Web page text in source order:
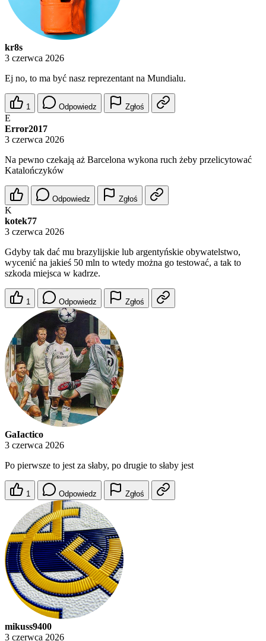
kr8s
3 czerwca 2026
Ej no, to ma być nasz reprezentant na Mundialu.
1 Odpowiedz Zgłoś
E
Error2017
3 czerwca 2026
Na pewno czekają aż Barcelona wykona ruch żeby przelicytować
Katalończyków
Odpowiedz Zgłoś
K
kotek77
3 czerwca 2026
Gdyby tak dać mu brazylijskie lub argentyńskie obywatelstwo,
wycenić na jakieś 50 mln to wtedy można go testować, a tak to
szkoda miejsca w kadrze.
1 Odpowiedz Zgłoś
GaIactico
3 czerwca 2026
Po pierwsze to jest za słaby, po drugie to słaby jest
1 Odpowiedz Zgłoś
mikuss9400
3 czerwca 2026